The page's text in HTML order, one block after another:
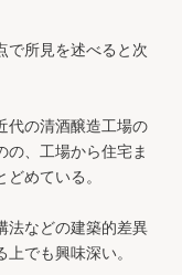
で所見を述べると次
代の清酒醸造工場の
、工場から住宅ま
めている。
法などの建築的差異
でも興味深い。